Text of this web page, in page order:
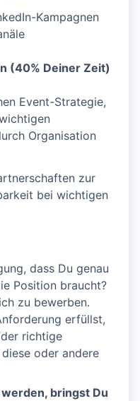
Kampagnen
(40% Deiner Zeit)
Event-Strategie,
Organisation
zur
bei wichtigen
dass Du genau
Position braucht?
zu bewerben.
erfüllst,
richtige
oder andere
bringst Du